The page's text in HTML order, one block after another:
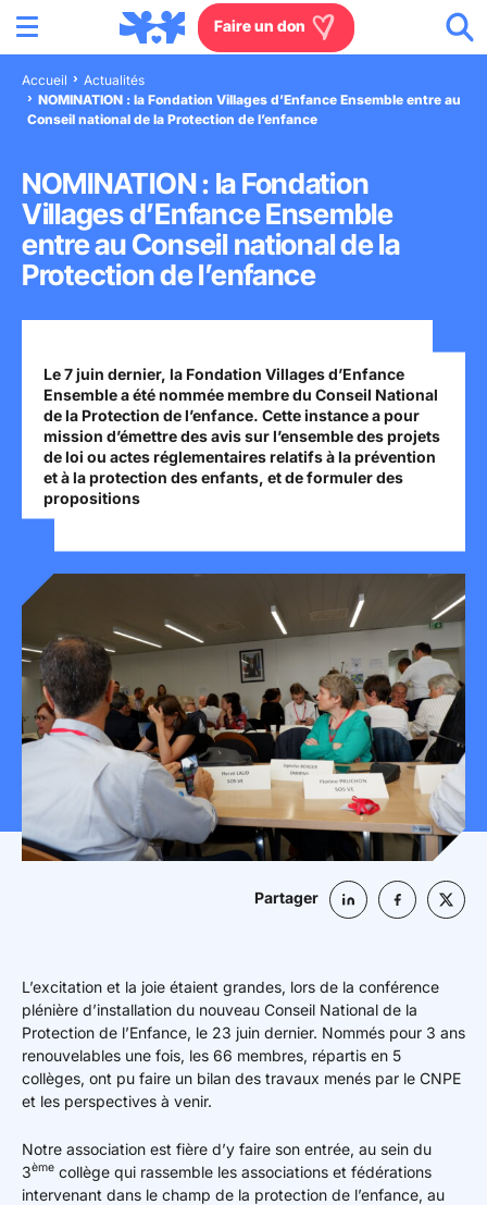
Aller à la recherche
Aller au pied de page
Faire un don
Nous connaître
Actions en France
Actions dans le monde
Agissez à nos côtés
Rejoignez-nous
Les villages d'enfants
Accueil
Actualités
NOMINATION : la Fondation Villages d’Enfance Ensemble entre au
Conseil national de la Protection de l’enfance
NOMINATION : la Fondation
Villages d’Enfance Ensemble
entre au Conseil national de la
Protection de l’enfance
Le 7 juin dernier, la Fondation Villages d’Enfance
Ensemble a été nommée membre du Conseil National
de la Protection de l’enfance. Cette instance a pour
mission d’émettre des avis sur l’ensemble des projets
de loi ou actes réglementaires relatifs à la prévention
et à la protection des enfants, et de formuler des
propositions
Partager
L’excitation et la joie étaient grandes, lors de la conférence
plénière d’installation du nouveau Conseil National de la
Protection de l’Enfance, le 23 juin dernier. Nommés pour 3 ans
renouvelables une fois, les 66 membres, répartis en 5
collèges, ont pu faire un bilan des travaux menés par le CNPE
et les perspectives à venir.
Notre association est fière d’y faire son entrée, au sein du
3ème collège qui rassemble les associations et fédérations
intervenant dans le champ de la protection de l’enfance, au